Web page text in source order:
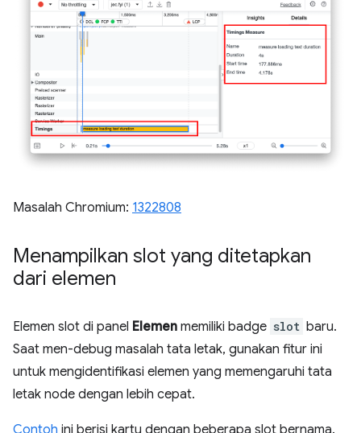
Masalah Chromium: 1322808
Menampilkan slot yang ditetapkan
dari elemen
Elemen slot di panel Elemen memiliki badge slot baru.
Saat men-debug masalah tata letak, gunakan fitur ini
untuk mengidentifikasi elemen yang memengaruhi tata
letak node dengan lebih cepat.
Contoh ini berisi kartu dengan beberapa slot bernama.